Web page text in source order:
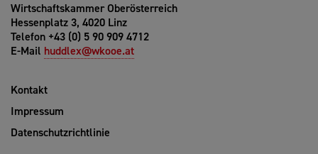
Wirtschaftskammer Oberösterreich
Hessenplatz 3, 4020 Linz
Telefon +43 (0) 5 90 909 4712
E-Mail huddlex@wkooe.at
Kontakt
Impressum
Datenschutzrichtlinie